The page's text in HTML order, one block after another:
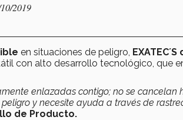
2019
en situaciones de peligro,
con alto desarrollo tecnológico, que
enlazadas contigo; no se cancelan
y necesite ayuda a través de
de Producto.